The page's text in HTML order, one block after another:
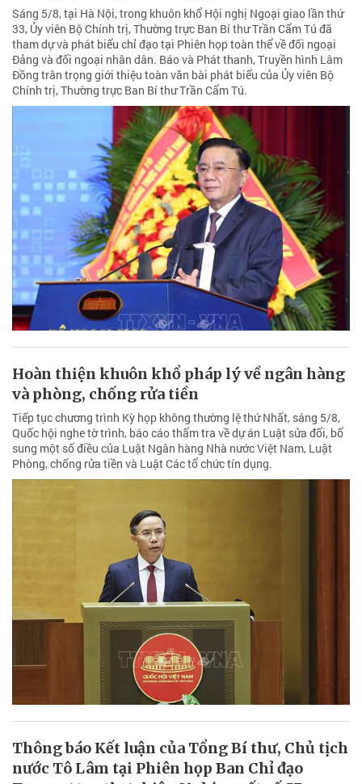
Sáng 5/8, tại Hà Nội, trong khuôn khổ Hội nghị Ngoại giao lần thứ
33, Ủy viên Bộ Chính trị, Thường trực Ban Bí thư Trần Cẩm Tú đã
tham dự và phát biểu chỉ đạo tại Phiên họp toàn thể về đối ngoại
Đảng và đối ngoại nhân dân. Báo và Phát thanh, Truyền hình Lâm
Đồng trân trọng giới thiệu toàn văn bài phát biểu của Ủy viên Bộ
Chính trị, Thường trực Ban Bí thư Trần Cẩm Tú.
Hoàn thiện khuôn khổ pháp lý về ngân hàng
và phòng, chống rửa tiền
Tiếp tục chương trình Kỳ họp không thường lệ thứ Nhất, sáng 5/8,
Quốc hội nghe tờ trình, báo cáo thẩm tra về dự án Luật sửa đổi, bổ
sung một số điều của Luật Ngân hàng Nhà nước Việt Nam, Luật
Phòng, chống rửa tiền và Luật Các tổ chức tín dụng.
Thông báo Kết luận của Tổng Bí thư, Chủ tịch
nước Tô Lâm tại Phiên họp Ban Chỉ đạo